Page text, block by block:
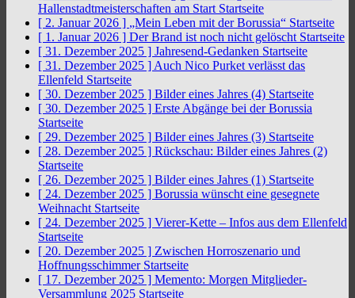
Hallenstadtmeisterschaften am Start Startseite
[ 2. Januar 2026 ] „Mein Leben mit der Borussia“ Startseite
[ 1. Januar 2026 ] Der Brand ist noch nicht gelöscht Startseite
[ 31. Dezember 2025 ] Jahresend-Gedanken Startseite
[ 31. Dezember 2025 ] Auch Nico Purket verlässt das
Ellenfeld Startseite
[ 30. Dezember 2025 ] Bilder eines Jahres (4) Startseite
[ 30. Dezember 2025 ] Erste Abgänge bei der Borussia
Startseite
[ 29. Dezember 2025 ] Bilder eines Jahres (3) Startseite
[ 28. Dezember 2025 ] Rückschau: Bilder eines Jahres (2)
Startseite
[ 26. Dezember 2025 ] Bilder eines Jahres (1) Startseite
[ 24. Dezember 2025 ] Borussia wünscht eine gesegnete
Weihnacht Startseite
[ 24. Dezember 2025 ] Vierer-Kette – Infos aus dem Ellenfeld
Startseite
[ 20. Dezember 2025 ] Zwischen Horroszenario und
Hoffnungsschimmer Startseite
[ 17. Dezember 2025 ] Memento: Morgen Mitglieder-
Versammlung 2025 Startseite